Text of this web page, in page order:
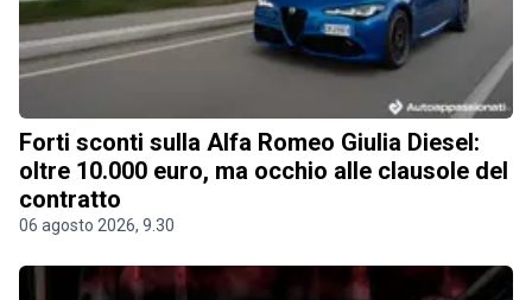
Forti sconti sulla Alfa Romeo Giulia Diesel:
oltre 10.000 euro, ma occhio alle clausole del
contratto
06 agosto 2026, 9.30